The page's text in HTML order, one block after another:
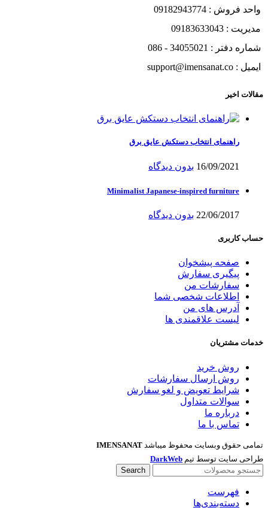
واحد فروش : 09182943774
مدیریت : 09183633043
شماره دفتر : 34055021 - 086
ایمیل : support@imensanat.co
مقالات اخیر
راهنمای انتخاب دستکش عایق برق
16/09/2021 بدون دیدگاه
Minimalist Japanese-inspired furniture
22/06/2017 بدون دیدگاه
حساب کاربری
صفحه پیشخوان
پیگیری سفارش
سفارشات من
اطلاعات شخصی شما
آدرس های من
لیست علاقمندی ها
خدمات مشتریان
روش خرید
روش ارسال سفارشات
شرایط تعویض و لغو سفارش
سوالات متداول
درباره ما
تماس با ما
تمامی حقوق وبسایت محفوظ میباشد IMENSANAT
طراحی سایت توسط تیم DarkWeb
Search
فهرست
دسته‌بندی‌ها